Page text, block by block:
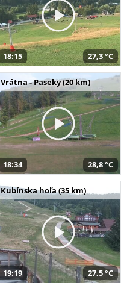
18:15 27,3 °C
Vrátna - Paseky (20 km)
18:34 28,8 °C
Kubínska hoľa (35 km)
19:19 27,5 °C